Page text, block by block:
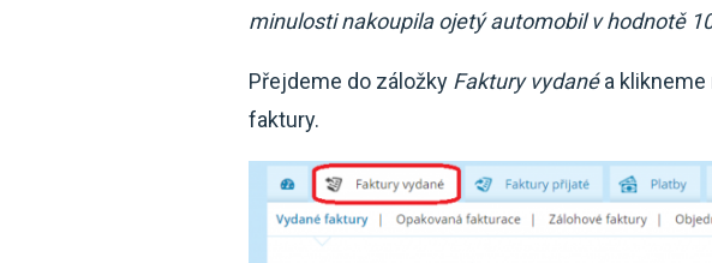
minulosti nakoupila ojetý automobil v hodnotě
Přejdeme do záložky Faktury vydanéa klikneme
faktury.